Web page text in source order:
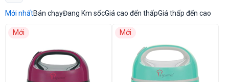
Mới nhấtBán chạyĐang Km sốcGiá cao đến thấpGiá thấp đến cao
Mới Mới